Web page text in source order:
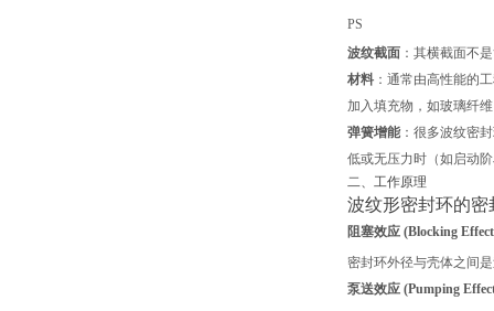
PS
波纹截面 ：其横截面不
材料 ：通常由高性能的
加入填充物，如玻璃纤
弹簧增能：很多波纹密
低或无压力时（如启动
二、工作原理
波纹形密封环的
阻塞效应 (Blocking
密封环外径与壳体之间
泵送效应 (Pumping